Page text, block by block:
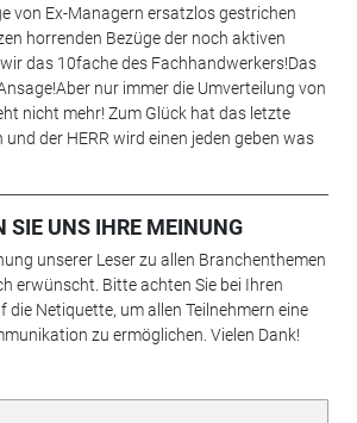
von Ex-Managern ersatzlos gestrichen
horrenden Bezüge der noch aktiven
das 10fache des Fachhandwerkers!Das
nur immer die Umverteilung von
nicht mehr! Zum Glück hat das letzte
und der HERR wird einen jeden geben was
SIE UNS IHRE MEINUNG
unserer Leser zu allen Branchenthemen
erwünscht. Bitte achten Sie bei Ihren
die Netiquette, um allen Teilnehmern eine
zu ermöglichen. Vielen Dank!